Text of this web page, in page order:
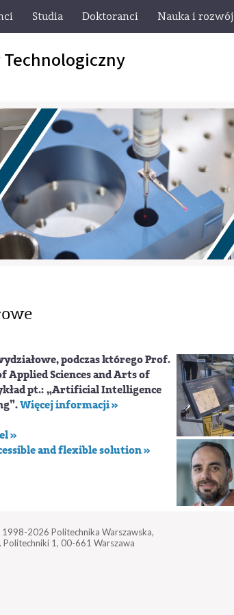
Studia Doktoranci Nauka i rozwój
Technologiczny
podczas któregoProf.
Applied Sciences and Arts of
pt.:„Artificial Intelligence
.Więcej informacji »
»
and flexible solution »
2026 Politechnika Warszawska,
Politechniki 1, 00-661 Warszawa